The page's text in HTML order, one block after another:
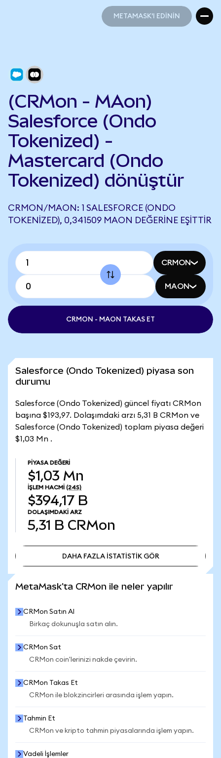
METAMASK'I EDİNİN
(CRMon - MAon)
Salesforce (Ondo
Tokenized) -
Mastercard (Ondo
Tokenized) dönüştür
CRMON/MAON: 1 SALESFORCE (ONDO
TOKENIZED), 0,341509 MAON DEĞERINE EŞITTIR
CRMON
MAON
CRMON - MAON TAKAS ET
Salesforce (Ondo Tokenized) piyasa son
durumu
Salesforce (Ondo Tokenized) güncel fiyatı CRMon
başına $193,97. Dolaşımdaki arzı 5,31 B CRMon ve
Salesforce (Ondo Tokenized) toplam piyasa değeri
$1,03 Mn .
PIYASA DEĞERI
$1,03 Mn
İŞLEM HACMI (24S)
$394,17 B
DOLAŞIMDAKI ARZ
5,31 B CRMon
DAHA FAZLA İSTATİSTİK GÖR
MetaMask'ta CRMon ile neler yapılır
CRMon Satın Al
Birkaç dokunuşla satın alın.
CRMon Sat
CRMon coin'lerinizi nakde çevirin.
CRMon Takas Et
CRMon ile blokzincirleri arasında işlem yapın.
Tahmin Et
CRMon ve kripto tahmin piyasalarında işlem yapın.
Vadeli İşlemler